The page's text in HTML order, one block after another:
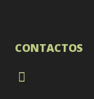
CONTACTOS